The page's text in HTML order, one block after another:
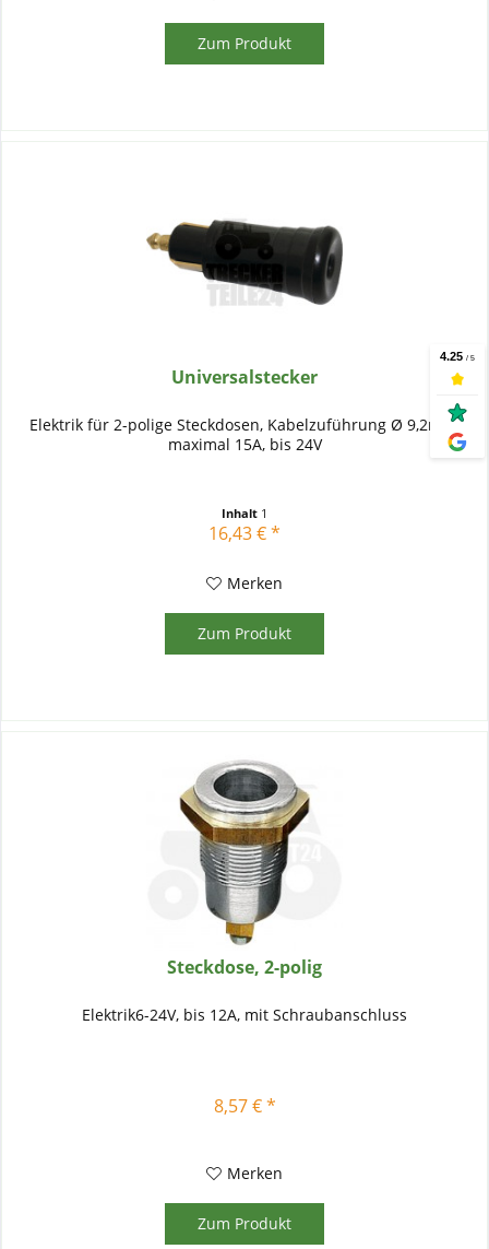
Zum Produkt
Universalstecker
Elektrik für 2-polige Steckdosen, Kabelzuführung Ø 9,2mm,
maximal 15A, bis 24V
Inhalt 1
16,43 € *
Merken
Zum Produkt
Steckdose, 2-polig
Elektrik6-24V, bis 12A, mit Schraubanschluss
8,57 € *
Merken
Zum Produkt